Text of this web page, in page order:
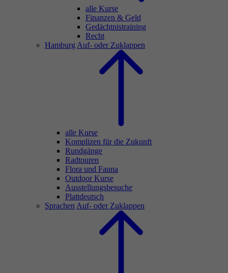
alle Kurse
Finanzen & Geld
Gedächtnistraining
Recht
Hamburg Auf- oder Zuklappen
alle Kurse
Komplizen für die Zukunft
Rundgänge
Radtouren
Flora und Fauna
Outdoor Kurse
Ausstellungsbesuche
Plattdeutsch
Sprachen Auf- oder Zuklappen